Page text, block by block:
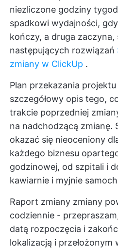
niezliczone godziny
spadkowi wydajności,
kończy, a druga zaczyna,
następujących rozwiązań
zmiany w ClickUp .
Plan przekazania
szczegółowy opis tego,
trakcie poprzedniej
na nadchodzącą zmianę.
okazać się nieoceniony
każdego biznesu
godzinowej, od szpitali i
kawiarnie i myjnie
Raport zmiany zmiany
codziennie -
datą rozpoczęcia i
lokalizacją i przełożonym